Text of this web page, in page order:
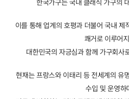
한국가구는 국내 클래식 가구의
이를 통해 업계의 호평과 더불어 국내 제
쾌거로 이루어
대한민국의 자긍심과 함께 가구회사
현재는 프랑스와 이태리 등 전세계의 유
수입 및 운영하